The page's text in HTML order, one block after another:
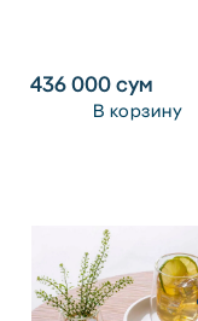
436 000сум
В корзину